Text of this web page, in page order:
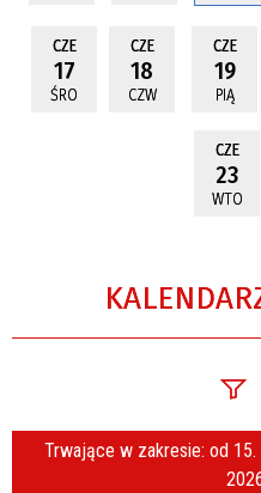
CZE
17
ŚRO
CZE
18
CZW
CZE
19
PIĄ
CZE
23
WTO
Szukana fraza
Trwające w zakresie: od